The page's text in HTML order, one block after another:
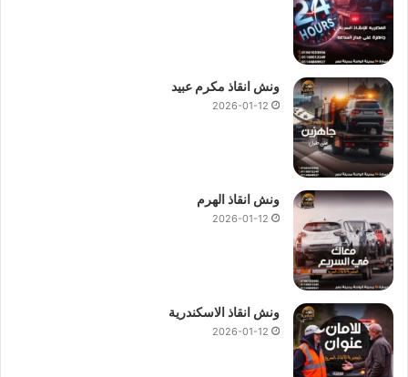
ونش انقاذ مكرم عبيد
2026-01-12
ونش انقاذ الهرم
2026-01-12
ونش انقاذ الاسكندرية
2026-01-12